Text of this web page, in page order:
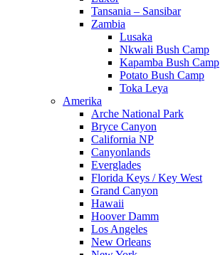
Tansania – Sansibar
Zambia
Lusaka
Nkwali Bush Camp
Kapamba Bush Camp
Potato Bush Camp
Toka Leya
Amerika
Arche National Park
Bryce Canyon
California NP
Canyonlands
Everglades
Florida Keys / Key West
Grand Canyon
Hawaii
Hoover Damm
Los Angeles
New Orleans